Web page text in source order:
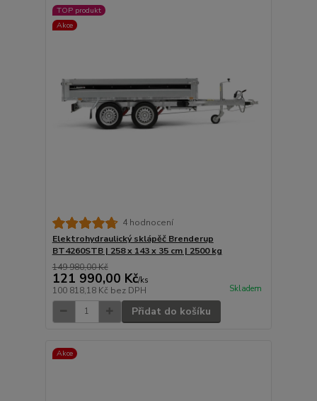
TOP produkt
Akce
4 hodnocení
Elektrohydraulický sklápěč Brenderup
BT4260STB | 258 x 143 x 35 cm | 2500 kg
149 980,00 Kč
121 990,00 Kč/ks
100 818,18 Kč bez DPH Skladem
Přidat do košíku
Akce